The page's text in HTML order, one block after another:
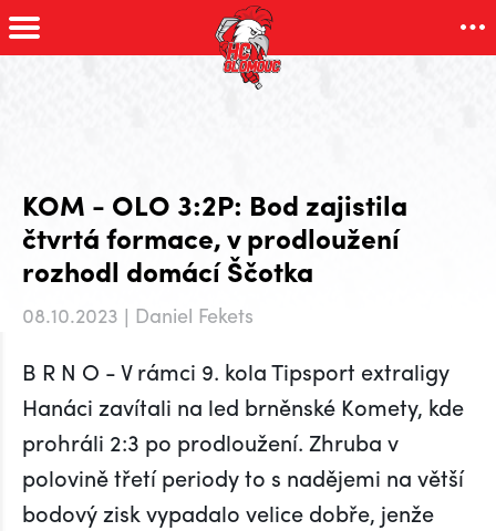
KOM - OLO 3:2P: Bod zajistila
čtvrtá formace, v prodloužení
rozhodl domácí Ščotka
08.10.2023 | Daniel Fekets
B R N O - V rámci 9. kola Tipsport extraligy
Hanáci zavítali na led brněnské Komety, kde
prohráli 2:3 po prodloužení. Zhruba v
polovině třetí periody to s nadějemi na větší
bodový zisk vypadalo velice dobře, jenže